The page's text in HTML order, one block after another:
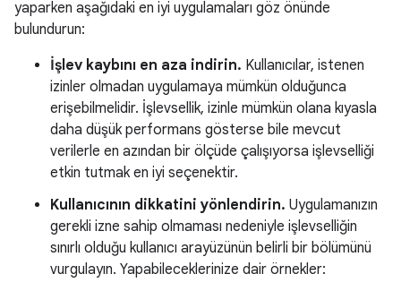
yaparken aşağıdaki en iyi uygulamaları göz önünde
bulundurun:
İşlev kaybını en aza indirin. Kullanıcılar, istenen
izinler olmadan uygulamaya mümkün olduğunca
erişebilmelidir. İşlevsellik, izinle mümkün olana kıyasla
daha düşük performans gösterse bile mevcut
verilerle en azından bir ölçüde çalışıyorsa işlevselliği
etkin tutmak en iyi seçenektir.
Kullanıcının dikkatini yönlendirin. Uygulamanızın
gerekli izne sahip olmaması nedeniyle işlevselliğin
sınırlı olduğu kullanıcı arayüzünün belirli bir bölümünü
vurgulayın. Yapabileceklerinize dair örnekler: